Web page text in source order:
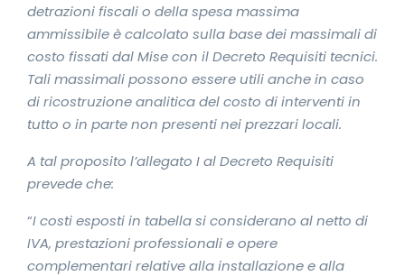
detrazioni fiscali o della spesa massima
ammissibile è calcolato sulla base dei massimali di
costo fissati dal Mise con il Decreto Requisiti tecnici.
Tali massimali possono essere utili anche in caso
di ricostruzione analitica del costo di interventi in
tutto o in parte non presenti nei prezzari locali.
A tal proposito l’allegato I al Decreto Requisiti
prevede che:
“I costi esposti in tabella si considerano al netto di
IVA, prestazioni professionali e opere
complementari relative alla installazione e alla